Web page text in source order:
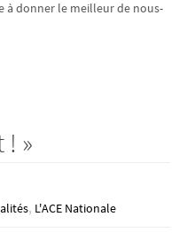
à donner le meilleur de nous-
! »
, L'ACE Nationale